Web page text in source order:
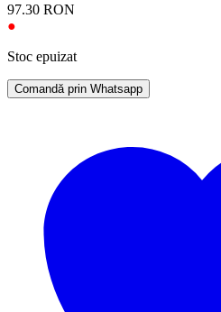
97.30 RON
●
Stoc epuizat
Comandă prin Whatsapp